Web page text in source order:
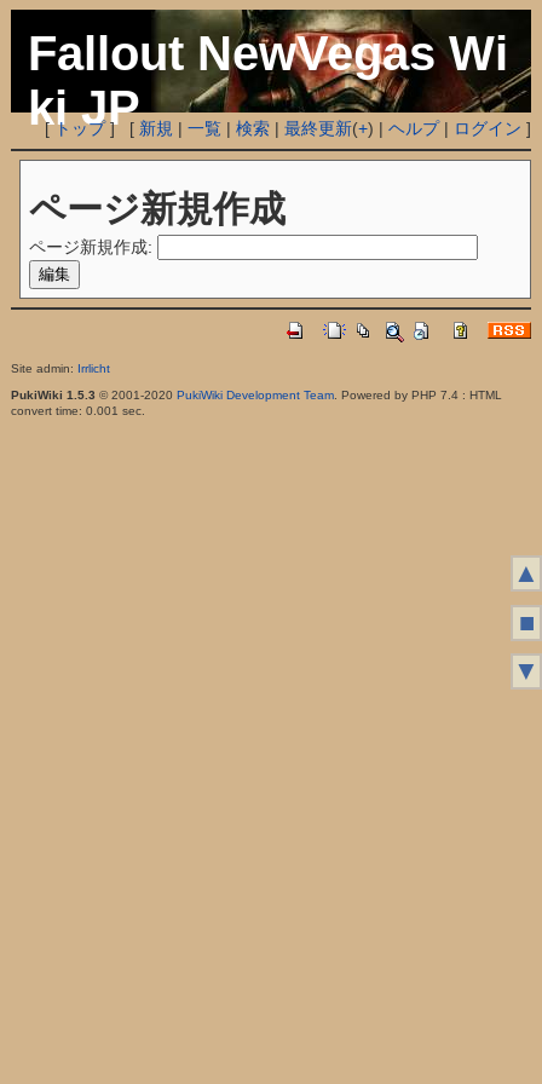
Fallout NewVegas Wi
ki JP
[トップ] [ 新規 |一覧 |検索 |最終更新(+) |ヘルプ| ログイン ]
ページ新規作成
ページ新規作成:
Site admin: Irrlicht
PukiWiki 1.5.3 © 2001-2020 PukiWiki Development Team. Powered by PHP 7.4 : HTML
convert time: 0.001 sec.
▲
■
▼